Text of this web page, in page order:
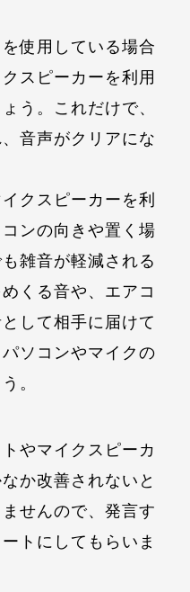
使用している場合
スピーカーを利用
う。これだけで、
音声がクリアにな
クスピーカーを利
ンの向きや置く場
雑音が軽減される
くる音や、エアコ
して相手に届けて
ソコンやマイクの
。
やマイクスピーカ
か改善されないと
せんので、発言す
トにしてもらいま